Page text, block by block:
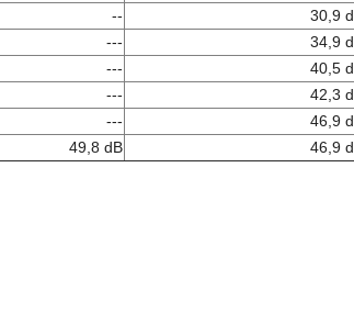
--
30,9
---
34,9
---
40,5
---
42,3
---
46,9
49,8 dB 46,9